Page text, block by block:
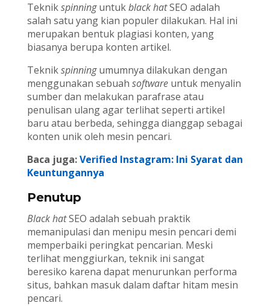
Teknikspinninguntukblack hatSEO adalah
salah satu yang kian populer dilakukan. Hal ini
merupakan bentuk plagiasi konten, yang
biasanya berupa konten artikel.
Teknikspinningumumnya dilakukan dengan
menggunakan sebuah softwareuntuk menyalin
sumber dan melakukan parafrase atau
penulisan ulang agar terlihat seperti artikel
baru atau berbeda, sehingga dianggap sebagai
konten unik oleh mesin pencari.
Baca juga:Verified Instagram: Ini Syarat dan
Keuntungannya
Penutup
Black hatSEO adalah sebuah praktik
memanipulasi dan menipu mesin pencari demi
memperbaiki peringkat pencarian. Meski
terlihat menggiurkan, teknik ini sangat
beresiko karena dapat menurunkan performa
situs, bahkan masuk dalam daftar hitam mesin
pencari.